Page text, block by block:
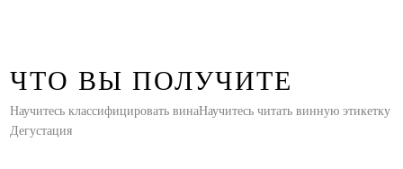
ЧТО ВЫ ПОЛУЧИТЕ
Научитесь классифицировать винаНаучитесь читать винную этикетку
Дегустация